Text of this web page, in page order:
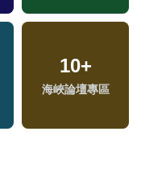
10+
海峽論壇專區